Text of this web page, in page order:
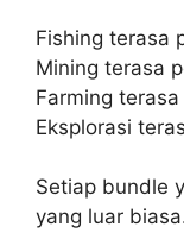
Fishing terasa
Mining terasa
Farming
Eksplorasi
Setiap bundle
yang luar